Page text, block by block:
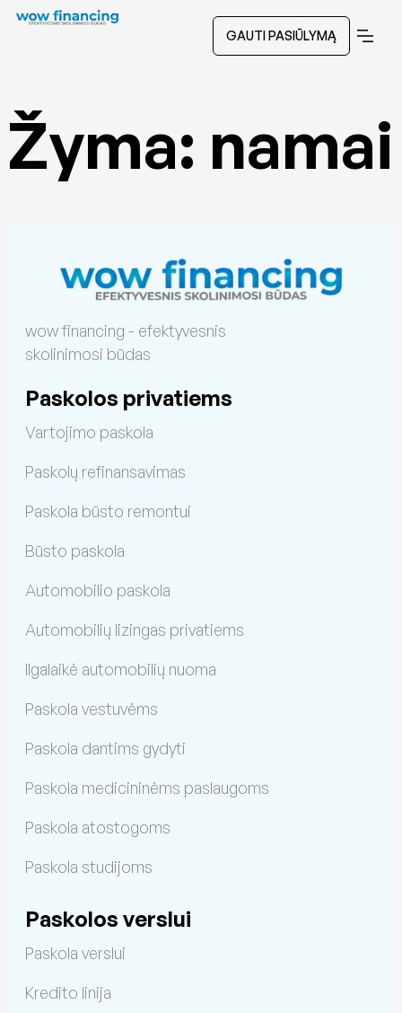
GAUTI PASIŪLYMĄ
Žyma: namai
wow financing - efektyvesnis
skolinimosi būdas
Paskolos privatiems
Vartojimo paskola
Paskolų refinansavimas
Paskola būsto remontui
Būsto paskola
Automobilio paskola
Automobilių lizingas privatiems
Ilgalaikė automobilių nuoma
Paskola vestuvėms
Paskola dantims gydyti
Paskola medicininėms paslaugoms
Paskola atostogoms
Paskola studijoms
Paskolos verslui
Paskola verslui
Kredito linija